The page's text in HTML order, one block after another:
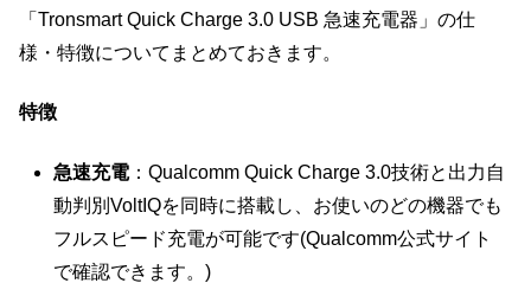
「Tronsmart Quick Charge 3.0 USB 急速充電器」の仕
様・特徴についてまとめておきます。
特徴
急速充電：Qualcomm Quick Charge 3.0技術と出力自
動判別VoltIQを同時に搭載し、お使いのどの機器でも
フルスピード充電が可能です(Qualcomm公式サイト
で確認できます。)